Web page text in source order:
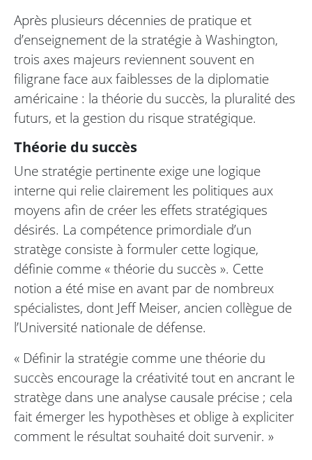
Après plusieurs décennies de pratique et
d’enseignement de la stratégie à Washington,
trois axes majeurs reviennent souvent en
filigrane face aux faiblesses de la diplomatie
américaine : la théorie du succès, la pluralité des
futurs, et la gestion du risque stratégique.
Théorie du succès
Une stratégie pertinente exige une logique
interne qui relie clairement les politiques aux
moyens afin de créer les effets stratégiques
désirés. La compétence primordiale d’un
stratège consiste à formuler cette logique,
définie comme « théorie du succès ». Cette
notion a été mise en avant par de nombreux
spécialistes, dont Jeff Meiser, ancien collègue de
l’Université nationale de défense.
« Définir la stratégie comme une théorie du
succès encourage la créativité tout en ancrant le
stratège dans une analyse causale précise ; cela
fait émerger les hypothèses et oblige à expliciter
comment le résultat souhaité doit survenir. »